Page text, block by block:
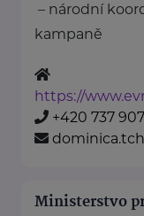
– národní
kampaně
https://
+420 737
Ministerstvo